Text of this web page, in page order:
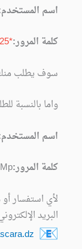
اسم
كلمة المرور:
سوف يطلب منك
واما بالنسبة
اسم
كلمة المرور:Mp
لأي استفسار
البريد